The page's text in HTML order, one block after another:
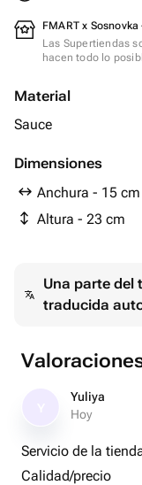
FMART x
Las Supertiendas
hacen todo lo
Material
Sauce
Dimensiones
Anchura - 15 cm
Altura - 23 cm
Una parte del
traducida
Yuliya
Hoy
Servicio de la
Calidad/precio